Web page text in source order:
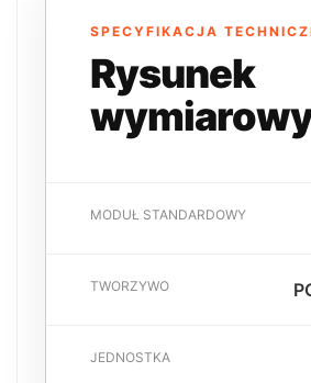
SPECYFIKACJA
Rysunek
MODUŁ STANDARDOWY
TWORZYWO
JEDNOSTKA